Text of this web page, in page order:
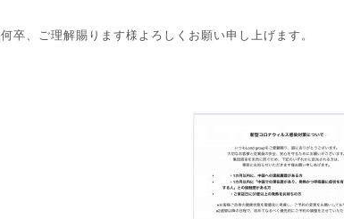
何卒、ご理解賜ります様よろしくお願い申し上げます。